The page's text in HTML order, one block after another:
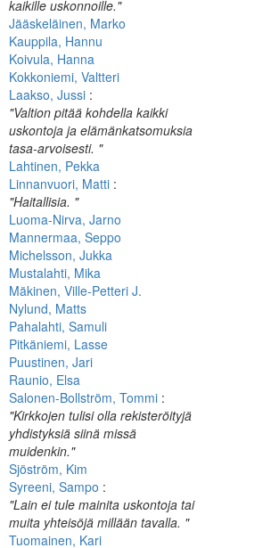
kaikille uskonnoille."
Jääskeläinen, Marko
Kauppila, Hannu
Koivula, Hanna
Kokkoniemi, Valtteri
Laakso, Jussi :
"Valtion pitää kohdella kaikki
uskontoja ja elämänkatsomuksia
tasa-arvoisesti. "
Lahtinen, Pekka
Linnanvuori, Matti :
"Haitallisia. "
Luoma-Nirva, Jarno
Mannermaa, Seppo
Michelsson, Jukka
Mustalahti, Mika
Mäkinen, Ville-Petteri J.
Nylund, Matts
Pahalahti, Samuli
Pitkäniemi, Lasse
Puustinen, Jari
Raunio, Elsa
Salonen-Bollström, Tommi :
"Kirkkojen tulisi olla rekisteröityjä
yhdistyksiä siinä missä
muidenkin."
Sjöström, Kim
Syreeni, Sampo :
"Lain ei tule mainita uskontoja tai
muita yhteisöjä millään tavalla. "
Tuomainen, Kari